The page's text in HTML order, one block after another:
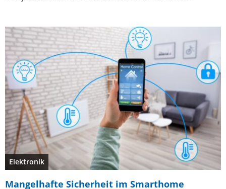
Elektronik
Mangelhafte Sicherheit im Smarthome